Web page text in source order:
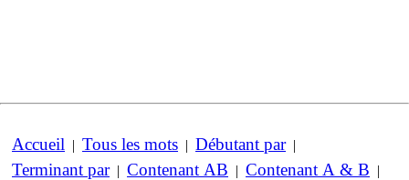
Accueil | Tous les mots | Débutant par|
Terminant par| Contenant AB | Contenant A & B |